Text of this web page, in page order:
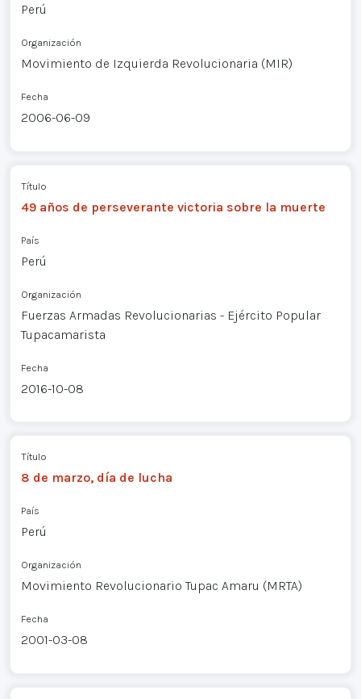
Perú
Organización
Movimiento de Izquierda Revolucionaria (MIR)
Fecha
2006-06-09
Título
49 años de perseverante victoria sobre la muerte
País
Perú
Organización
Fuerzas Armadas Revolucionarias - Ejército Popular
Tupacamarista
Fecha
2016-10-08
Título
8 de marzo, día de lucha
País
Perú
Organización
Movimiento Revolucionario Tupac Amaru (MRTA)
Fecha
2001-03-08